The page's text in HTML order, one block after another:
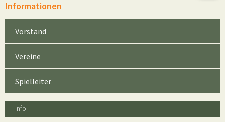
Informationen
Vorstand
Vereine
Spielleiter
Info